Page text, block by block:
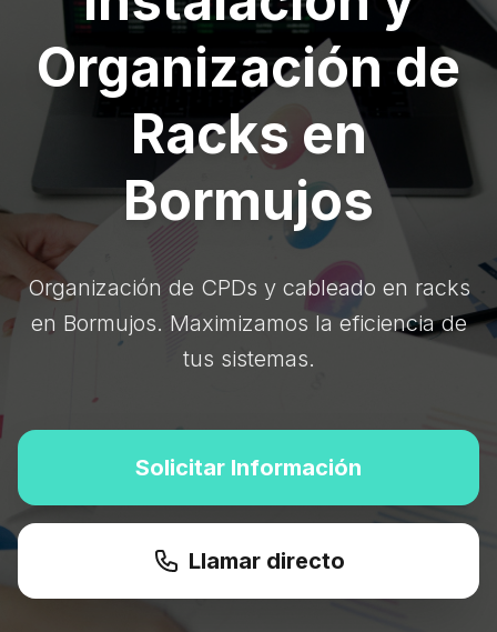
Organización de
Racks en
Bormujos
Organización de CPDs y cableado en racks
en Bormujos. Maximizamos la eficiencia de
tus sistemas.
Solicitar Información
Llamar directo